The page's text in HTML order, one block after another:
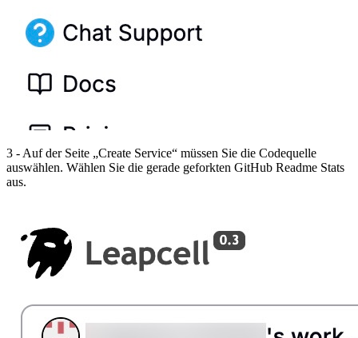
3 - Auf der Seite „Create Service“ müssen Sie die Codequelle
auswählen. Wählen Sie die gerade geforkten GitHub Readme Stats
aus.